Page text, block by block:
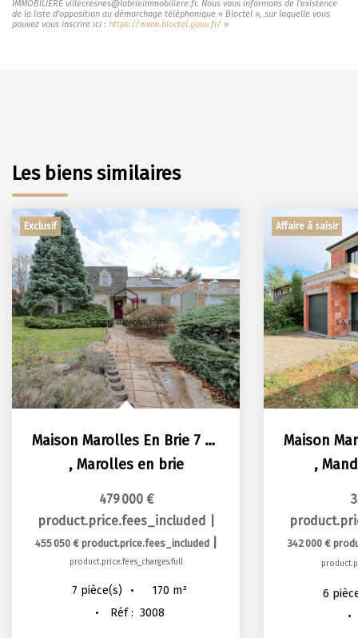
IMMOBILIERE villecresnes@labrieimmobiliere.fr. Nous vous informons de l'existence
de la liste d'opposition au démarchage téléphonique « Bloctel », sur laquelle vous
pouvez vous inscrire ici : https://www.bloctel.gouv.fr/ »
Les biens similaires
Exclusif
Maison Marolles En Brie 7 pièce(s) 169.68 m2
, Marolles en brie
479 000 €
product.price.fees_included
455 050 € product.price.fees_included
product.price.fees_charges.full
7 pièce(s) 170 m²
Réf : 3008
Affaire à saisir
,
342 000 €
6